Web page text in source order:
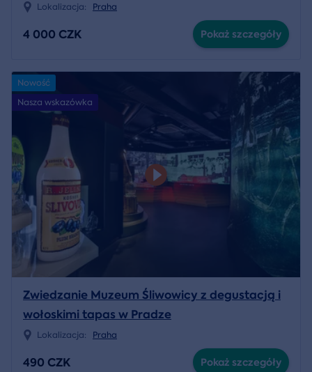
Lokalizacja: Praha
4 000 CZK Pokaż szczegóły
Nowość
Nasza wskazówka
Zwiedzanie Muzeum Śliwowicy z degustacją i
wołoskimi tapas w Pradze
Lokalizacja: Praha
490 CZK Pokaż szczegóły